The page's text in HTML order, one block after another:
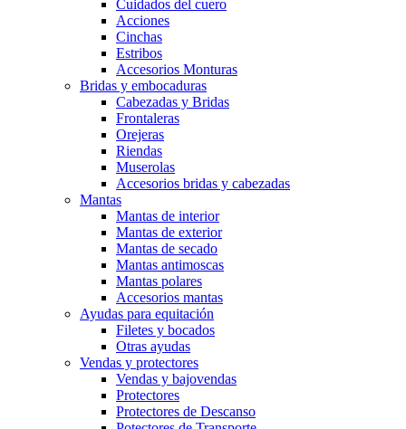
Cuidados del cuero
Acciones
Cinchas
Estribos
Accesorios Monturas
Bridas y embocaduras
Cabezadas y Bridas
Frontaleras
Orejeras
Riendas
Muserolas
Accesorios bridas y cabezadas
Mantas
Mantas de interior
Mantas de exterior
Mantas de secado
Mantas antimoscas
Mantas polares
Accesorios mantas
Ayudas para equitación
Filetes y bocados
Otras ayudas
Vendas y protectores
Vendas y bajovendas
Protectores
Protectores de Descanso